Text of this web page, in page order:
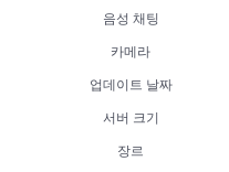
음성 채팅
카메라
업데이트 날짜
서버 크기
장르